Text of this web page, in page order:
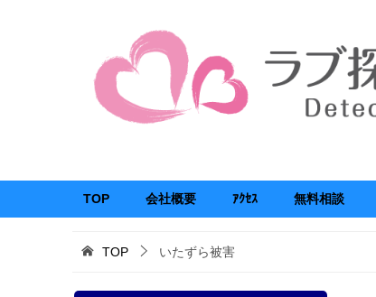
TOP 会社概要 ｱｸｾｽ 無料相談
TOP いたずら被害